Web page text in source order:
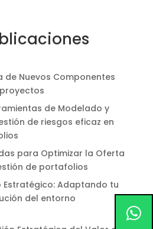
Nuevos Componentes
de Modelado y
de riesgos eficaz en
para Optimizar la Oferta
de portafolios
Estratégico: Adaptando tu
del entorno